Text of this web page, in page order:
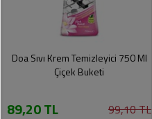
Doa Sıvı Krem Temizleyici 750 Ml
Çiçek Buketi
89,20 TL 99,10 TL